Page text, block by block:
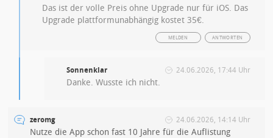
Das ist der volle Preis ohne Upgrade nur für iOS. Das
Upgrade plattformunabhängig kostet 35€.
ANTWORTEN
MELDEN
Sonnenklar 24.06.2026, 17:44 Uhr
Danke. Wusste ich nicht.
zeromg 24.06.2026, 14:14 Uhr
Nutze die App schon fast 10 Jahre für die Auflistung